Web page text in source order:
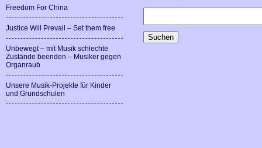
Freedom For China
Justice Will Prevail – Set them free
Unbewegt – mit Musik schlechte
Zustände beenden – Musiker gegen
Organraub
Unsere Musik-Projekte für Kinder
und Grundschulen